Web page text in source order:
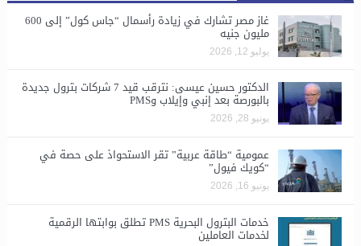
غاز مصر تشارك في زيادة رأسمال “جاس كول” إلى 600
مليون جنيه
يوليو 12, 2026
الدكتور حسين عيسى: نترقب قيد 7 شركات بترول جديدة
بالبورصة بعد إنبي وإيلاب وPMS
يونيو 28, 2026
​عمومية “طاقة عربية” تقر الاستحواذ على حصة في
“كويك فيول”
يونيو 16, 2026
خدمات البترول البحرية PMS تطلق بوابتها الرقمية
لخدمات العاملين